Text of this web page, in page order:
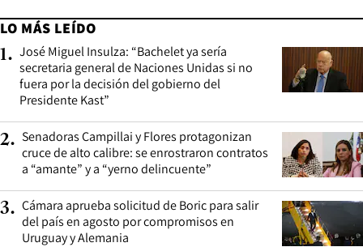
LO MÁS LEÍDO
1. José Miguel Insulza: “Bachelet ya sería
secretaria general de Naciones Unidas si no
fuera por la decisión del gobierno del
Presidente Kast”
2. Senadoras Campillai y Flores protagonizan
cruce de alto calibre: se enrostraron contratos
a “amante” y a “yerno delincuente”
3. Cámara aprueba solicitud de Boric para salir
del país en agosto por compromisos en
Uruguay y Alemania